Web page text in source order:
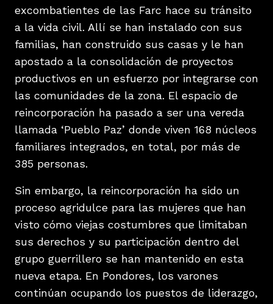
excombatientes de las Farc hace su tránsito
a la vida civil. Allí se han instalado con sus
familias, han construido sus casas y le han
apostado a la consolidación de proyectos
productivos en un esfuerzo por integrarse con
las comunidades de la zona. El espacio de
reincorporación ha pasado a ser una vereda
llamada ‘Pueblo Paz’ donde viven 168 núcleos
familiares integrados, en total, por más de
385 personas.
Sin embargo, la reincorporación ha sido un
proceso agridulce para las mujeres que han
visto cómo viejas costumbres que limitaban
sus derechos y su participación dentro del
grupo guerrillero se han mantenido en esta
nueva etapa. En Pondores, los varones
continúan ocupando los puestos de liderazgo,